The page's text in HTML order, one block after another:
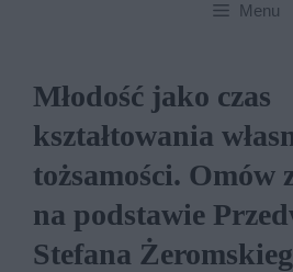
Menu
Młodość jako czas
kształtowania
tożsamości. Omów
na podstawie
Stefana